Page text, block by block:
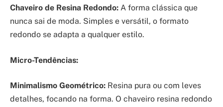
Chaveiro de Resina Redondo: A forma clássica que
nunca sai de moda. Simples e versátil, o formato
redondo se adapta a qualquer estilo.
Micro-Tendências:
Minimalismo Geométrico: Resina pura ou com leves
detalhes, focando na forma. O chaveiro resina redondo